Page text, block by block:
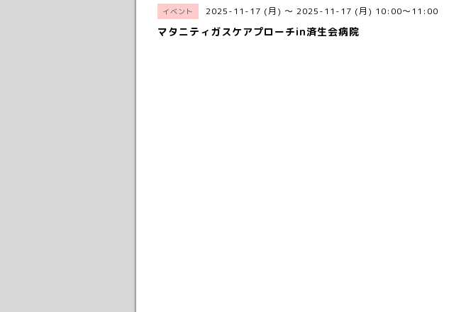
イベント 2025-11-17 (月) ～ 2025-11-17 (月) 10:00～11:00
マタニティガスケアプローチin済生会病院